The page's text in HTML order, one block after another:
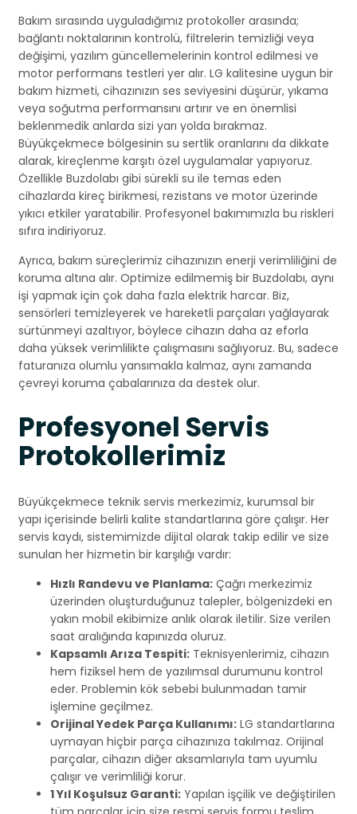
Bakım sırasında uyguladığımız protokoller arasında;
bağlantı noktalarının kontrolü, filtrelerin temizliği veya
değişimi, yazılım güncellemelerinin kontrol edilmesi ve
motor performans testleri yer alır. LG kalitesine uygun bir
bakım hizmeti, cihazınızın ses seviyesini düşürür, yıkama
veya soğutma performansını artırır ve en önemlisi
beklenmedik anlarda sizi yarı yolda bırakmaz.
Büyükçekmece bölgesinin su sertlik oranlarını da dikkate
alarak, kireçlenme karşıtı özel uygulamalar yapıyoruz.
Özellikle Buzdolabı gibi sürekli su ile temas eden
cihazlarda kireç birikmesi, rezistans ve motor üzerinde
yıkıcı etkiler yaratabilir. Profesyonel bakımımızla bu riskleri
sıfıra indiriyoruz.
Ayrıca, bakım süreçlerimiz cihazınızın enerji verimliliğini de
koruma altına alır. Optimize edilmemiş bir Buzdolabı, aynı
işi yapmak için çok daha fazla elektrik harcar. Biz,
sensörleri temizleyerek ve hareketli parçaları yağlayarak
sürtünmeyi azaltıyor, böylece cihazın daha az eforla
daha yüksek verimlilikte çalışmasını sağlıyoruz. Bu, sadece
faturanıza olumlu yansımakla kalmaz, aynı zamanda
çevreyi koruma çabalarınıza da destek olur.
Profesyonel Servis
Protokollerimiz
Büyükçekmece teknik servis merkezimiz, kurumsal bir
yapı içerisinde belirli kalite standartlarına göre çalışır. Her
servis kaydı, sistemimizde dijital olarak takip edilir ve size
sunulan her hizmetin bir karşılığı vardır:
Hızlı Randevu ve Planlama: Çağrı merkezimiz
üzerinden oluşturduğunuz talepler, bölgenizdeki en
yakın mobil ekibimize anlık olarak iletilir. Size verilen
saat aralığında kapınızda oluruz.
Kapsamlı Arıza Tespiti: Teknisyenlerimiz, cihazın
hem fiziksel hem de yazılımsal durumunu kontrol
eder. Problemin kök sebebi bulunmadan tamir
işlemine geçilmez.
Orijinal Yedek Parça Kullanımı: LG standartlarına
uymayan hiçbir parça cihazınıza takılmaz. Orijinal
parçalar, cihazın diğer aksamlarıyla tam uyumlu
çalışır ve verimliliği korur.
1 Yıl Koşulsuz Garanti: Yapılan işçilik ve değiştirilen